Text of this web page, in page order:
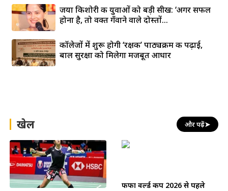
जया किशोरी की युवाओं को बड़ी सीख: ‘अगर सफल
होना है, तो वक्त गँवाने वाले दोस्तों...
कॉलेजों में शुरू होगी ‘रक्षक’ पाठ्यक्रम की पढ़ाई,
बाल सुरक्षा को मिलेगा मजबूत आधार
खेल और पढ़ें➤
फीफा वर्ल्ड कप 2026 से पहले